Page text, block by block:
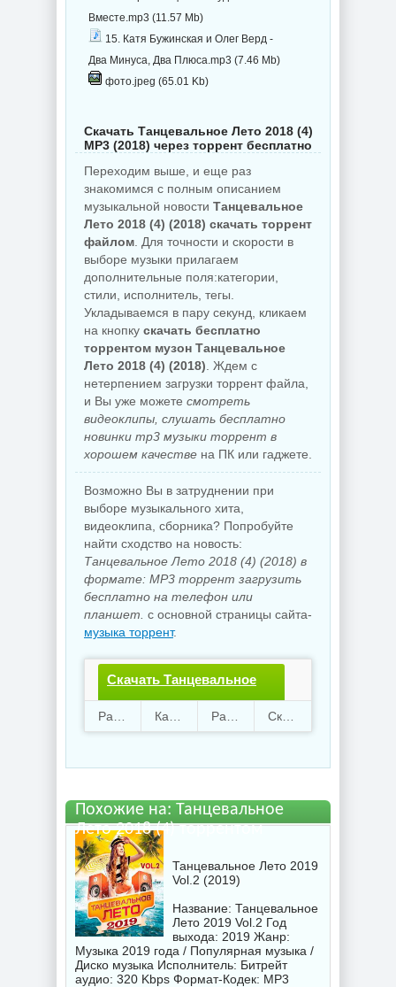
Вместе.mp3 (11.57 Mb)
15. Катя Бужинская и Олег Верд -
Два Минуса, Два Плюса.mp3 (7.46 Mb)
фото.jpeg (65.01 Kb)
Скачать Танцевальное Лето 2018 (4)
MP3 (2018) через торрент бесплатно
Переходим выше, и еще раз
знакомимся с полным описанием
музыкальной новости Танцевальное
Лето 2018 (4) (2018) скачать торрент
файлом . Для точности и скорости в
выборе музыки прилагаем
дополнительные поля:категории,
стили, исполнитель, тегы.
Укладываемся в пару секунд, кликаем
на кнопку скачать бесплатно
торрентом музон Танцевальное
Лето 2018 (4) (2018) . Ждем с
нетерпением загрузки торрент файла,
и Вы уже можете смотреть
видеоклипы, слушать бесплатно
новинки mp3 музыки торрент в
хорошем качестве на ПК или гаджете.
Возможно Вы в затруднении при
выборе музыкального хита,
видеоклипа, сборника? Попробуйте
найти сходство на новость:
Танцевальное Лето 2018 (4) (2018) в
формате: MP3 торрент загрузить
бесплатно на телефон или
планшет. с основной страницы сайта-
музыка торрент.
Скачать Танцевальное
Лето 2018 (4).torrent файл
71 63 129.33 Mb
Похожие на: Танцевальное
Лето 2018 (4) торрентом
Танцевальное Лето 2019
Vol.2 (2019)
Название: Танцевальное
Лето 2019 Vol.2 Год
выхода: 2019 Жанр:
Музыка 2019 года / Популярная музыка /
Диско музыка Исполнитель: Битрейт
аудио: 320 Kbps Формат-Кодек: MP3